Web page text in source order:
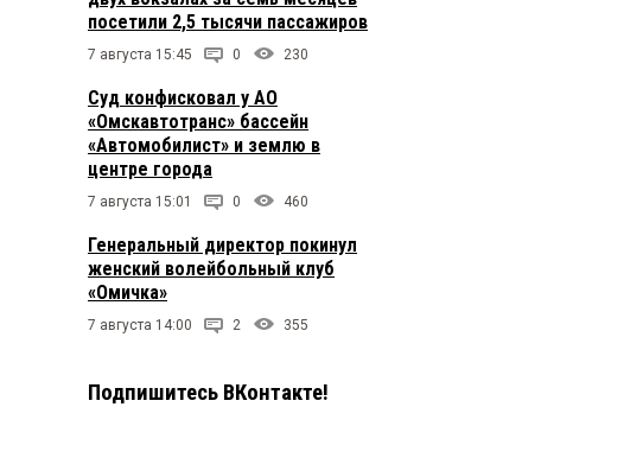
посетили 2,5 тысячи пассажиров
7 августа 15:45 0 230
Суд конфисковал у АО
«Омскавтотранс» бассейн
«Автомобилист» и землю в
центре города
7 августа 15:01 0 460
Генеральный директор покинул
женский волейбольный клуб
«Омичка»
7 августа 14:00 2 355
Подпишитесь ВКонтакте!